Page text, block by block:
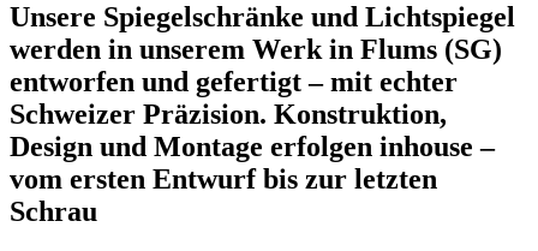
Unsere Spiegelschränke und Lichtspiegel
werden in unserem Werk in Flums (SG)
entworfen und gefertigt – mit echter
Schweizer Präzision. Konstruktion,
Design und Montage erfolgen inhouse –
vom ersten Entwurf bis zur letzten
Schrau